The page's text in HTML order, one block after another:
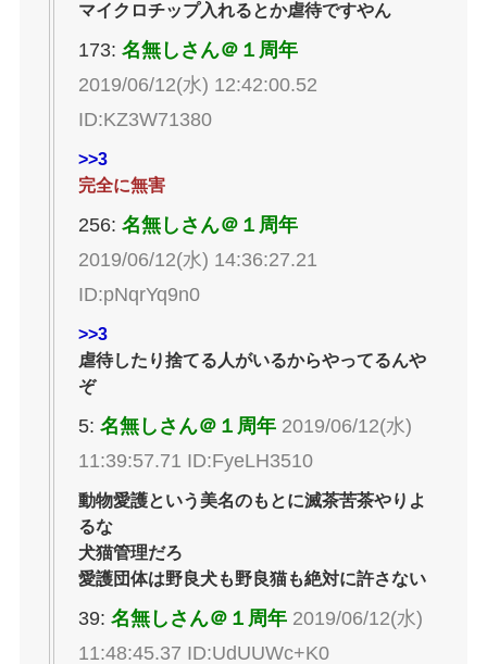
マイクロチップ入れるとか虐待ですやん
173: 名無しさん＠１周年
2019/06/12(水) 12:42:00.52
ID:KZ3W71380
>>3
完全に無害
256: 名無しさん＠１周年
2019/06/12(水) 14:36:27.21
ID:pNqrYq9n0
>>3
虐待したり捨てる人がいるからやってるんや
ぞ
5: 名無しさん＠１周年 2019/06/12(水)
11:39:57.71 ID:FyeLH3510
動物愛護という美名のもとに滅茶苦茶やりよ
るな
犬猫管理だろ
愛護団体は野良犬も野良猫も絶対に許さない
39: 名無しさん＠１周年 2019/06/12(水)
11:48:45.37 ID:UdUUWc+K0